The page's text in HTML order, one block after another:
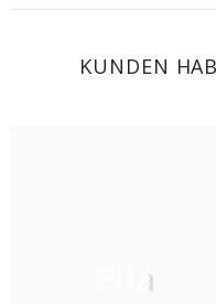
KUNDEN
Ella